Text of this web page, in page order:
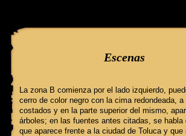
Escenas
La zona B comienza por el lado izquierdo,
cerro de color negro con la cima redondeada, a
costados y en la parte superior del mismo,
árboles; en las fuentes antes citadas, se habla
que aparece frente a la ciudad de Toluca y que